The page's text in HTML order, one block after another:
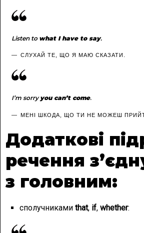
Listen to what I have to say.
СЛУХАЙ ТЕ, ЩО Я МАЮ СКАЗАТИ.
I’m sorryyou can’t come.
МЕНІ ШКОДА, ЩО ТИ НЕ МОЖЕШ
Додаткові
речення
з головним:
сполучниками that, if, whether: